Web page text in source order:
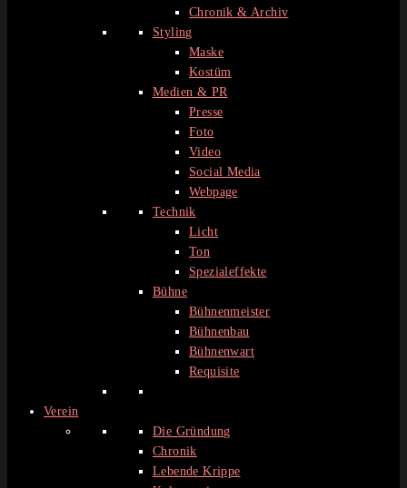
Chronik & Archiv
Styling
Maske
Kostüm
Medien & PR
Presse
Foto
Video
Social Media
Webpage
Technik
Licht
Ton
Spezialeffekte
Bühne
Bühnenmeister
Bühnenbau
Bühnenwart
Requisite
Verein
Die Gründung
Chronik
Lebende Krippe